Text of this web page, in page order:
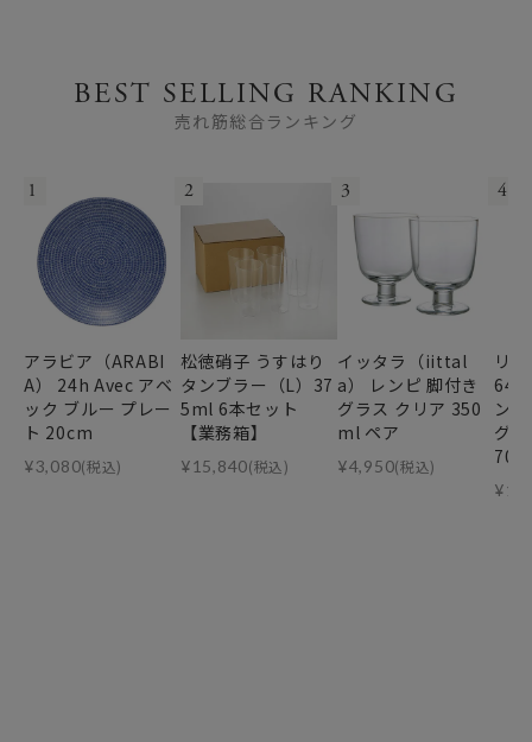
BEST SELLING RANKING
売れ筋総合ランキング
1
アラビア（ARABI
A） 24h Avec アベ
ック ブルー プレー
ト 20cm
¥3,080(税込)
2
松徳硝子 うすはり
タンブラー（L）37
5ml 6本セット
【業務箱】
¥15,840(税込)
3
イッタラ（iittal
a） レンピ 脚付き
グラス クリア 350
ml ペア
¥4,950(税込)
4
リ
ン
グ
¥